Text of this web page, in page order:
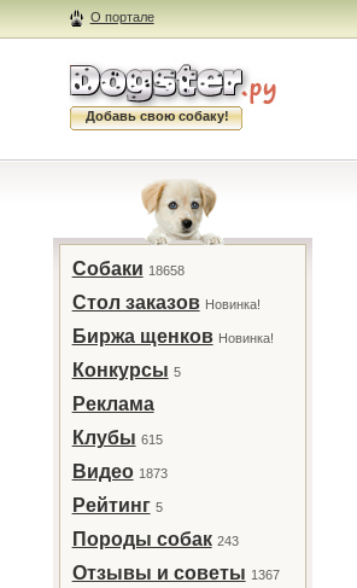
О портале
Добавь свою собаку!
Собаки 18658
Стол заказов Новинка!
Биржа щенков Новинка!
Конкурсы 5
Реклама
Клубы 615
Видео 1873
Рейтинг 5
Породы собак 243
Отзывы и советы 1367